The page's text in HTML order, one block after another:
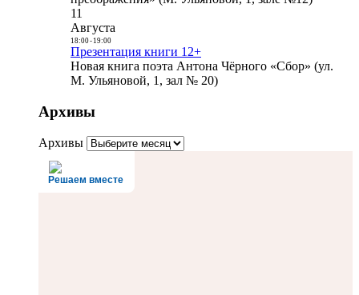
11
Августа
18:00- 19:00
Презентация книги 12+
Новая книга поэта Антона Чёрного «Сбор» (ул.
М. Ульяновой, 1, зал № 20)
Архивы
Архивы
Решаем вместе